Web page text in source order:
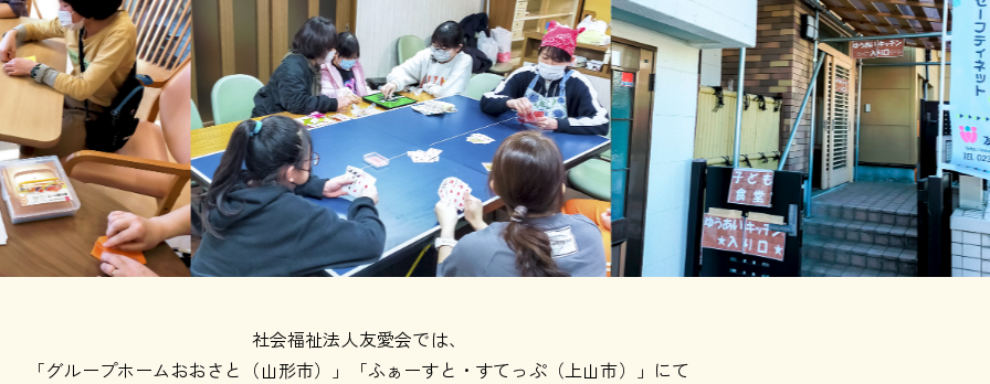
社会福祉法人友愛会では、
「グループホームおおさと（山形市）」「ふぁーすと・すてっぷ（上山市）」にて